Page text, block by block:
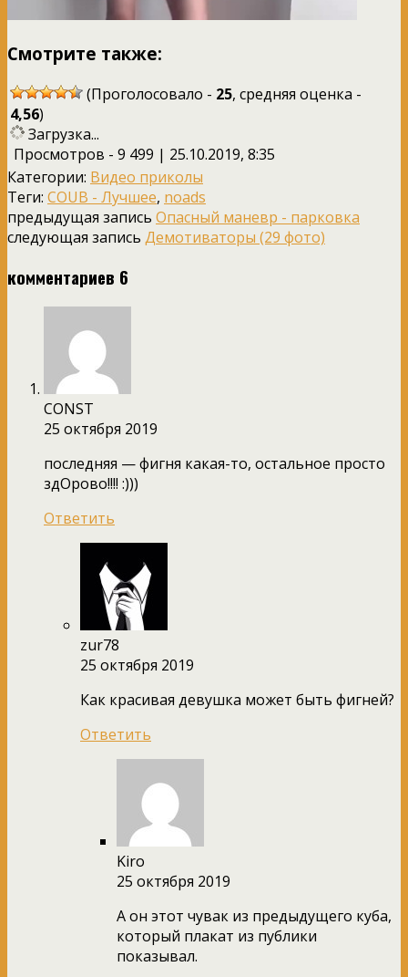
Смотрите также:
(Проголосовало - 25, средняя оценка -
4,56)
Загрузка...
Просмотров - 9 499 | 25.10.2019, 8:35
Категории: Видео приколы
Теги: COUB - Лучшее, noads
предыдущая запись Опасный маневр - парковка
следующая запись Демотиваторы (29 фото)
комментариев 6
CONST
25 октября 2019
последняя — фигня какая-то, остальное просто
здОрово!!!! :)))
Ответить
zur78
25 октября 2019
Как красивая девушка может быть фигней?
Ответить
Kiro
25 октября 2019
А он этот чувак из предыдущего куба,
который плакат из публики
показывал.